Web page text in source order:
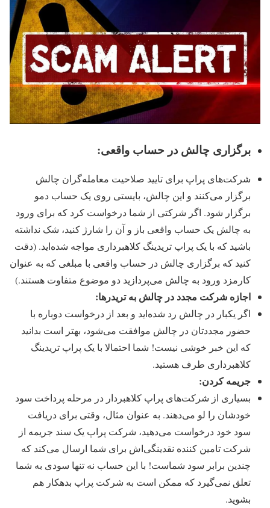
برگزاری چالش در حساب واقعی:
شرکت‌‌های پراپ برای تایید صلاحیت ‌‌معامله‌گران چالش
برگزار می‌کنند و این چالش، بایستی روی یک حساب دمو
برگزار شود. اگر شرکتی از شما درخواست کرد که برای ورود
به چالش یک حساب واقعی باز و آن را شارژ کنید، شک نداشته
باشید که با یک پراپ تریدینگ کلاهبرداری مواجه شده‌اید. (دقت
کنید که برگزاری چالش در حساب واقعی با مبلغی که به عنوان
کارمزد ورود به چالش می‌پردازید دو موضوع متفاوت هستند.)
اجازه شرکت مجدد در چالش به تریدرها:
اگر یکبار در چالش رد شده‌اید و بعد از درخواست دوباره با
حضور مجددتان در چالش موافقت می‌شود، بهتر است بدانید
که این خبر خوشی نیست! شما احتمالا با یک پراپ تریدینگ
کلاهبرداری طرف هستید.
جریمه کردن:
بسیاری از شرکت‌‌های پراپ کلاهبردار در مرحله پرداخت سود
خودشان را لو می‌دهند. به عنوان مثال، وقتی برای دریافت
سود خود درخواست می‌دهید، شرکت پراپ یک سند جریمه از
شرکت تامین کننده نقدینگی‌اش برای شما ارسال می‌کند که
چندین برابر سود شماست! با این حساب نه تنها سودی به شما
تعلق نمی‌گیرد که ممکن است به شرکت پراپ بدهکار هم
بشوید.